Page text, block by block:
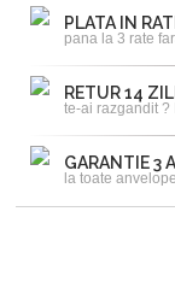
PLATA IN
pana la 3 rate
RETUR 14
te-ai razgandit ?
GARANTIE 3
la toate